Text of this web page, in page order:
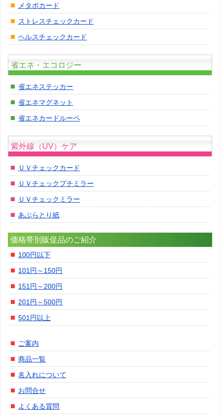
メタボカード
ストレスチェックカード
ヘルスチェックカード
省エネ・エコロジー
省エネステッカー
省エネマグネット
省エネカードルーペ
紫外線（UV）ケア
ＵＶチェックカード
ＵＶチェックプチミラー
ＵＶチェックミラー
あぶらとり紙
価格帯別販促品のご紹介
100円以下
101円～150円
151円～200円
201円～500円
501円以上
ご案内
商品一覧
名入れについて
お問合せ
よくある質問